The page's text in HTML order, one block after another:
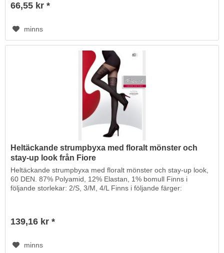
66,55 kr *
minns
Heltäckande strumpbyxa med floralt mönster och
stay-up look från Fiore
Heltäckande strumpbyxa med floralt mönster och stay-up look,
60 DEN. 87% Polyamid, 12% Elastan, 1% bomull Finns i
följande storlekar: 2/S, 3/M, 4/L Finns i följande färger:
139,16 kr *
minns